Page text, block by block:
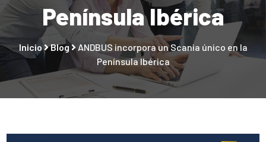
Península Ibérica
Inicio Blog
ANDBUS incorpora un Scania único en la
Península Ibérica